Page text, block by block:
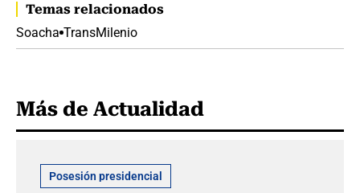
Temas relacionados
Soacha TransMilenio
Más de Actualidad
Posesión presidencial